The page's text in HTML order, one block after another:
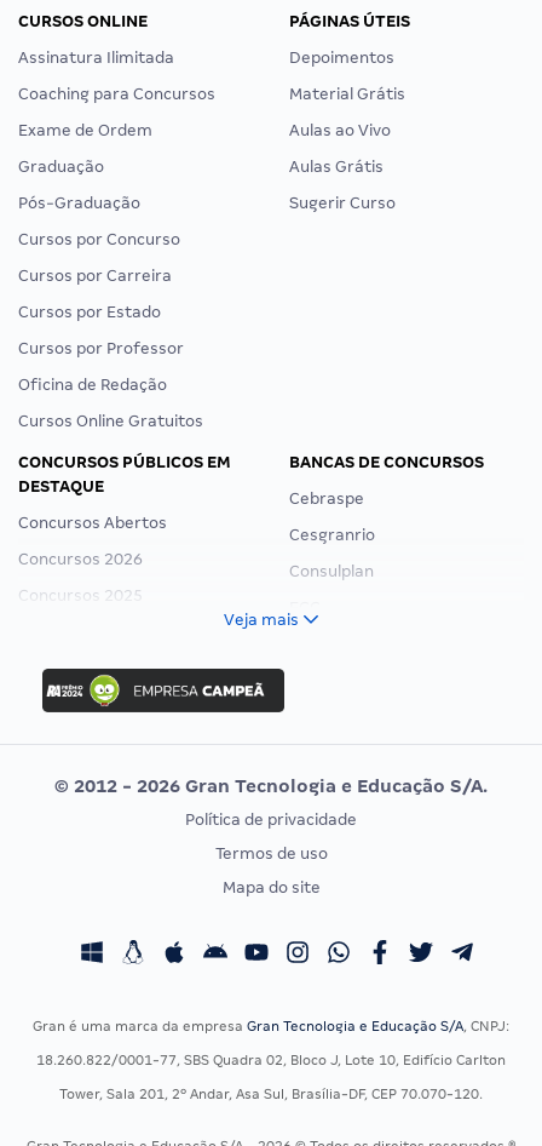
CURSOS ONLINE
Assinatura Ilimitada
Coaching para Concursos
Exame de Ordem
Graduação
Pós-Graduação
Cursos por Concurso
Cursos por Carreira
Cursos por Estado
Cursos por Professor
Oficina de Redação
Cursos Online Gratuitos
PÁGINAS ÚTEIS
Depoimentos
Material Grátis
Aulas ao Vivo
Aulas Grátis
Sugerir Curso
CONCURSOS PÚBLICOS EM
DESTAQUE
Concursos Abertos
Concursos 2026
Concursos 2025
Concurso Ibama
Concurso MPU
Editais publicados
BANCAS DE CONCURSOS
Cebraspe
Cesgranrio
Consulplan
Vunesp
CONCURSOS POR PROFISSÃO
Concursos Fiscais
Concursos Saúde
EXAME DE ORDEM
Calendário OAB
Veja mais
© 2012 - 2026 Gran Tecnologia e Educação S/A.
Política de privacidade
Termos de uso
Mapa do site
Gran é uma marca da empresa Gran Tecnologia e Educação S/A, CNPJ:
18.260.822/0001-77, SBS Quadra 02, Bloco J, Lote 10, Edifício Carlton
Tower, Sala 201, 2º Andar, Asa Sul, Brasília-DF, CEP 70.070-120.